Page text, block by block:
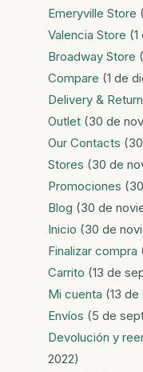
Emeryville Store
Valencia Store
Broadway Store
Compare (1 de
Delivery & Return
Outlet (30 de
Our Contacts
Stores (30 de
Promociones
Blog (30 de
Inicio (30 de
Finalizar compra
Carrito (13 de
Mi cuenta (13
Envíos (5 de
Devolución y
2022)